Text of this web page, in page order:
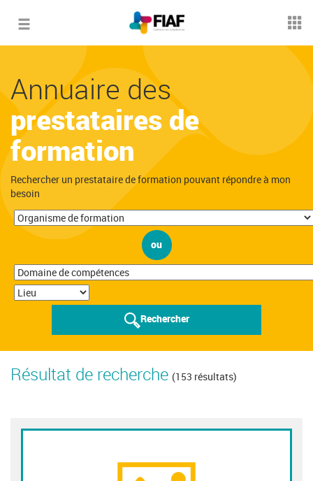
Toggle
Annuaire des
prestataires de
formation
Rechercher un prestataire de formation pouvant répondre à mon
besoin
ou
Rechercher
Résultat de recherche (153 résultats)